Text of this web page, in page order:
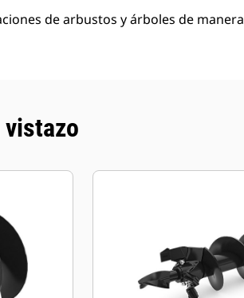
de arbustos y árboles de manera